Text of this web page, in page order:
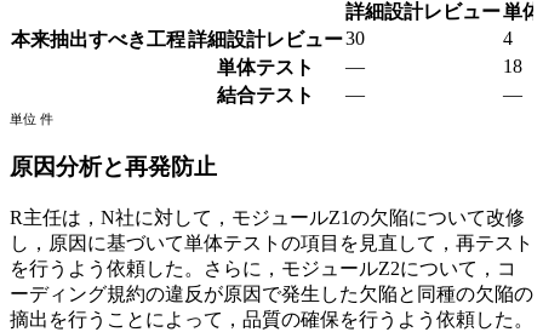
詳細設計レビュー単
本来抽出すべき工程詳細設計レビュー30
4
単体テスト
—
18
結合テスト
— —
単位 件
原因分析と再発防止
R主任は，N社に対して，モジュールZ1の欠陥について改修
し，原因に基づいて単体テストの項目を見直して，再テスト
を行うよう依頼した。さらに，モジュールZ2について，コ
ーディング規約の違反が原因で発生した欠陥と同種の欠陥の
摘出を行うことによって，品質の確保を行うよう依頼した。